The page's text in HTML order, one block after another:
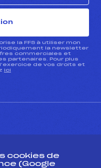
la FFS à utiliser mon
la newsletter
commerciales et
partenaires. Pour plus
de vos droits et
ici
cookies de
(Google